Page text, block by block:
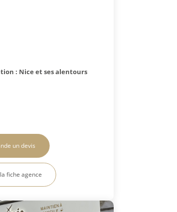
: Nice et ses alentours
un devis
fiche agence